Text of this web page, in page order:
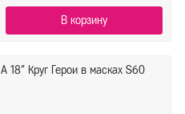
В корзину
А 18" Круг Герои в масках S60